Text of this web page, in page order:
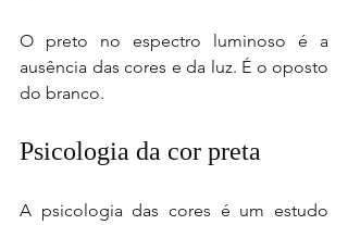
O preto no espectro luminoso é a
ausência das cores e da luz. É o oposto
do branco.
Psicologia da cor preta
A psicologia das cores é um estudo